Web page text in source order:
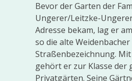
Bevor der Garten der
Ungerer/Leitzke-
Adresse bekam, lag er
so die alte Weidenbacher
Straßenbezeichnung. Mit
gehört er zur Klasse der
Privatgärten. Seine